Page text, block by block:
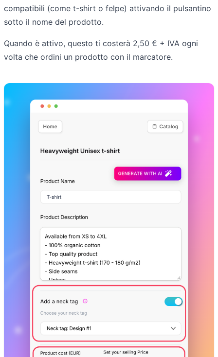
compatibili (come t-shirt o felpe) attivando il pulsantino
sotto il nome del prodotto.
Quando è attivo, questo ti costerà 2,50 € + IVA ogni
volta che ordini un prodotto con il marcatore.